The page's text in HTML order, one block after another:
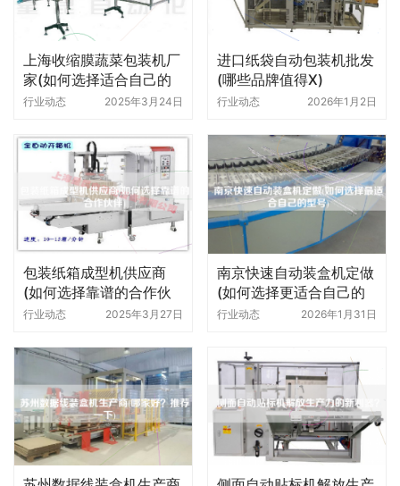
上海收缩膜蔬菜包装机厂
家(如何选择适合自己的
厂家)
行业动态 2025年3月24日
进口纸袋自动包装机批发
(哪些品牌值得X)
行业动态 2026年1月2日
包装纸箱成型机供应商
(如何选择靠谱的合作伙
伴)
行业动态 2025年3月27日
南京快速自动装盒机定做
(如何选择更适合自己的
型号)
行业动态 2026年1月31日